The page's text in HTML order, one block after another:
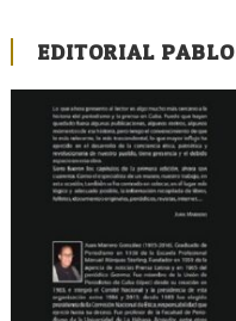
EDITORIAL PABLO